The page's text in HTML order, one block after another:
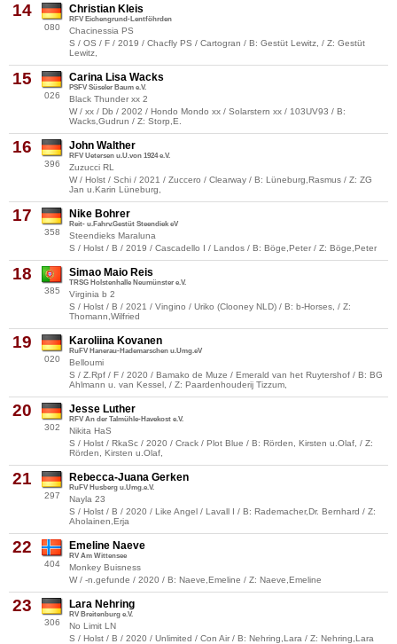
14
080
Christian Kleis
RFV Eichengrund-Lentföhrden
Chacinessia PS
S / OS / F / 2019 / Chacfly PS / Cartogran / B: Gestüt Lewitz, / Z: Gestüt
Lewitz,
15
026
Carina Lisa Wacks
PSFV Süseler Baum e.V.
Black Thunder xx 2
W / xx / Db / 2002 / Hondo Mondo xx / Solarstern xx / 103UV93 / B:
Wacks,Gudrun / Z: Storp,E.
16
396
John Walther
RFV Uetersen u.U.von 1924 e.V.
Zuzucci RL
W / Holst / Schi / 2021 / Zuccero / Clearway / B: Lüneburg,Rasmus / Z: ZG
Jan u.Karin Lüneburg,
17
358
Nike Bohrer
Reit- u.Fahrv.Gestüt Steendiek eV
Steendieks Maraluna
S / Holst / B / 2019 / Cascadello I / Landos / B: Böge,Peter / Z: Böge,Peter
18
385
Simao Maio Reis
TRSG Holstenhalle Neumünster e.V.
Virginia b 2
S / Holst / B / 2021 / Vingino / Uriko (Clooney NLD) / B: b-Horses, / Z:
Thomann,Wilfried
19
020
Karoliina Kovanen
RuFV Hanerau-Hademarschen u.Umg.eV
Belloumi
S / Z.Rpf / F / 2020 / Bamako de Muze / Emerald van het Ruytershof / B: BG
Ahlmann u. van Kessel, / Z: Paardenhouderij Tizzum,
20
302
Jesse Luther
RFV An der Talmühle-Havekost e.V.
Nikita HaS
S / Holst / RkaSc / 2020 / Crack / Plot Blue / B: Rörden, Kirsten u.Olaf, / Z:
Rörden, Kirsten u.Olaf,
21
297
Rebecca-Juana Gerken
RuFV Husberg u.Umg.e.V.
Nayla 23
S / Holst / B / 2020 / Like Angel / Lavall I / B: Rademacher,Dr. Bernhard / Z:
Aholainen,Erja
22
404
Emeline Naeve
RV Am Wittensee
Monkey Buisness
W / -n.gefunde / 2020 / B: Naeve,Emeline / Z: Naeve,Emeline
23
306
Lara Nehring
RV Breitenburg e.V.
No Limit LN
S / Holst / B / 2020 / Unlimited / Con Air / B: Nehring,Lara / Z: Nehring,Lara